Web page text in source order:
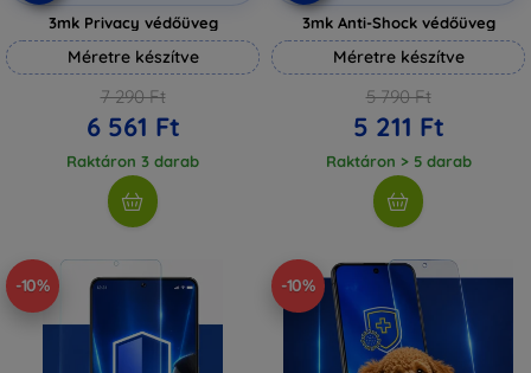
3mk Privacy védőüveg
Méretre készítve
7 290 Ft
6 561 Ft
Raktáron 3 darab
3mk Anti-Shock védőüveg
Méretre készítve
5 790 Ft
5 211 Ft
Raktáron > 5 darab
-10% -10%